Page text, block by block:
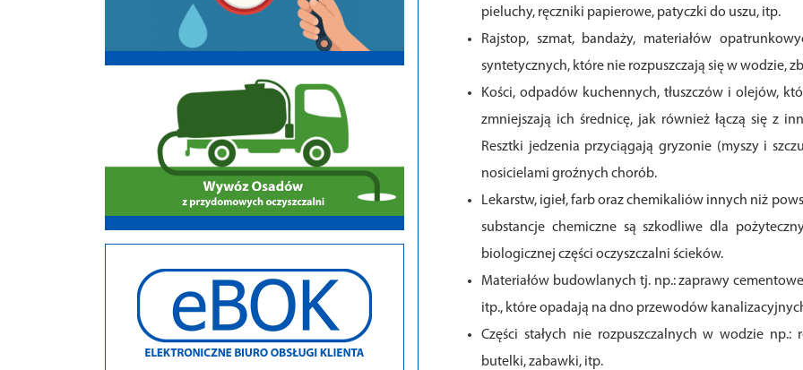
pieluchy, ręczniki papierowe, patyczki do uszu, itp.
Rajstop, szmat, bandaży, materiałów
syntetycznych, które nie rozpuszczają się w wodzie,
Kości, odpadów kuchennych, tłuszczów i olejów,
zmniejszają ich średnicę, jak również łączą się z
Resztki jedzenia przyciągają gryzonie (myszy i
nosicielami groźnych chorób.
Lekarstw, igieł, farb oraz chemikaliów innych niż
substancje chemiczne są szkodliwe dla
biologicznej części oczyszczalni ścieków.
Materiałów budowlanych tj. np.: zaprawy
itp., które opadają na dno przewodów
Części stałych nie rozpuszczalnych w wodzie
butelki, zabawki, itp.